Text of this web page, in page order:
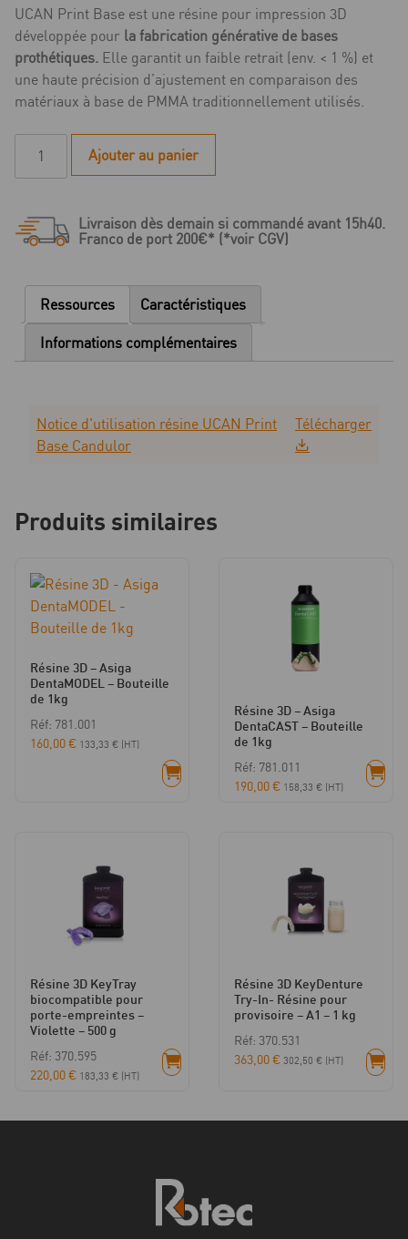
UCAN Print Base est une résine pour impression 3D
développée pour la fabrication générative de bases
prothétiques. Elle garantit un faible retrait (env. < 1 %) et
une haute précision d’ajustement en comparaison des
matériaux à base de PMMA traditionnellement utilisés.
UCAN
1kg
Ajouter au panier
Livraison dès demain si commandé avant 15h40.
Franco de port 200€* (*voir CGV)
Ressources Caractéristiques
Informations complémentaires
Notice d'utilisation résine UCAN Print
Base Candulor
Télécharger
Produits similaires
Résine 3D – Asiga
DentaMODEL – Bouteille
de 1kg
Réf: 781.001
160,00€ 133,33 € (HT)
Résine 3D – Asiga
DentaCAST – Bouteille
de 1kg
Réf: 781.011
190,00€ 158,33 € (HT)
Résine 3D KeyTray
biocompatible pour
porte-empreintes –
Violette – 500 g
Réf: 370.595
220,00€ 183,33 € (HT)
Résine 3D KeyDenture
Try-In- Résine pour
provisoire – A1 – 1 kg
Réf: 370.531
363,00€ 302,50 € (HT)